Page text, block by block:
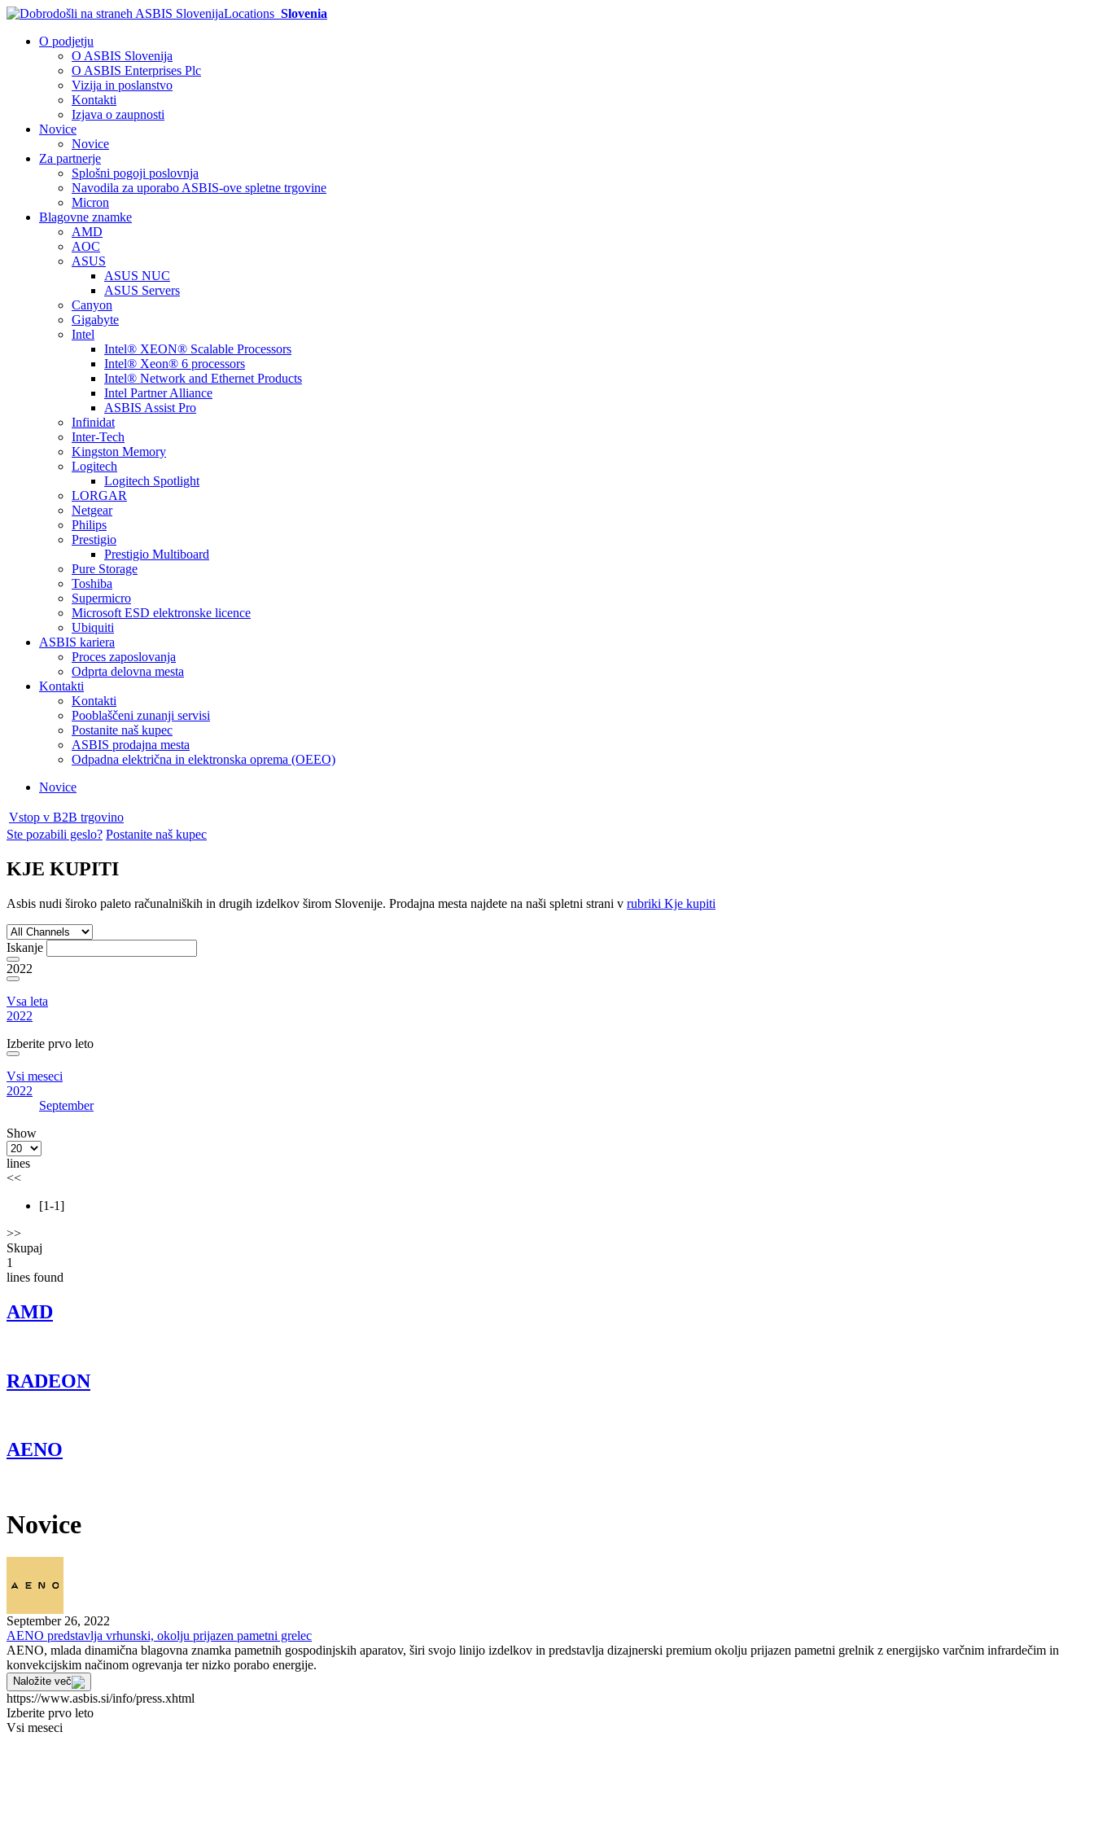
Locations Slovenia
O podjetju
O ASBIS Slovenija
O ASBIS Enterprises Plc
Vizija in poslanstvo
Kontakti
Izjava o zaupnosti
Novice
Novice
Za partnerje
Splošni pogoji poslovnja
Navodila za uporabo ASBIS-ove spletne trgovine
Micron
Blagovne znamke
AMD
AOC
ASUS
ASUS NUC
ASUS Servers
Canyon
Gigabyte
Intel
Intel® XEON® Scalable Processors
Intel® Xeon® 6 processors
Intel® Network and Ethernet Products
Intel Partner Alliance
ASBIS Assist Pro
Infinidat
Inter-Tech
Kingston Memory
Logitech
Logitech Spotlight
LORGAR
Netgear
Philips
Prestigio
Prestigio Multiboard
Pure Storage
Toshiba
Supermicro
Microsoft ESD elektronske licence
Ubiquiti
ASBIS kariera
Proces zaposlovanja
Odprta delovna mesta
Kontakti
Kontakti
Pooblaščeni zunanji servisi
Postanite naš kupec
ASBIS prodajna mesta
Odpadna električna in elektronska oprema (OEEO)
Novice
Vstop v B2B trgovino
Ste pozabili geslo? Postanite naš kupec
KJE KUPITI
Asbis nudi široko paleto računalniških in drugih izdelkov širom Slovenije. Prodajna mesta najdete na naši spletni strani v rubriki Kje kupiti
Iskanje
2022
Vsa leta
2022
Izberite prvo leto
Vsi meseci
2022
September
Show
lines
<<
[1-1]
>>
Skupaj
1
lines found
AMD
RADEON
AENO
Novice
September 26, 2022
AENO predstavlja vrhunski, okolju prijazen pametni grelec
AENO, mlada dinamična blagovna znamka pametnih gospodinjskih aparatov, širi svojo linijo izdelkov in predstavlja dizajnerski premium okolju prijazen pametni grelnik z energijsko varčnim infrardečim in
konvekcijskim načinom ogrevanja ter nizko porabo energije.
Naložite več
https://www.asbis.si/info/press.xhtml
Izberite prvo leto
Vsi meseci